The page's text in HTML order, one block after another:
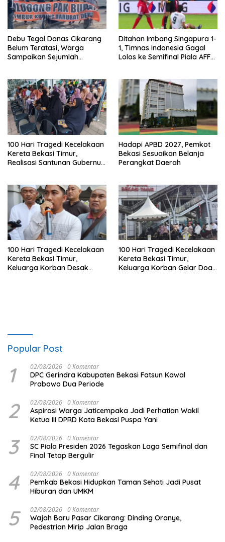
Debu Tegal Danas Cikarang
Belum Teratasi, Warga
Sampaikan Sejumlah
Ditahan Imbang Singapura 1-
1, Timnas Indonesia Gagal
Lolos ke Semifinal Piala AFF
100 Hari Tragedi Kecelakaan
Kereta Bekasi Timur,
Realisasi Santunan Gubernur
Hadapi APBD 2027, Pemkot
Bekasi Sesuaikan Belanja
Perangkat Daerah
100 Hari Tragedi Kecelakaan
Kereta Bekasi Timur,
Keluarga Korban Desak
100 Hari Tragedi Kecelakaan
Kereta Bekasi Timur,
Keluarga Korban Gelar Doa
Popular Post
1 02/08/2026 0 Komentar
DPC Gerindra Kabupaten Bekasi Fatsun Kawal
Prabowo Dua Periode
2 02/08/2026 0 Komentar
Aspirasi Warga Jaticempaka Jadi Perhatian Wakil
Ketua III DPRD Kota Bekasi Puspa Yani
3 02/08/2026 0 Komentar
SC Piala Presiden 2026 Tegaskan Laga Semifinal dan
Final Tetap Bergulir
4 02/08/2026 0 Komentar
Pemkab Bekasi Hidupkan Taman Sehati Jadi Pusat
Hiburan dan UMKM
5 02/08/2026 0 Komentar
Wajah Baru Pasar Cikarang: Dinding Oranye,
Pedestrian Mirip Jalan Braga